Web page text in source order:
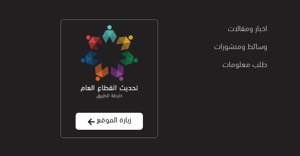
اخبار ومقالات
وسائط ومنشورات
طلب معلومات
زيارة الموقع